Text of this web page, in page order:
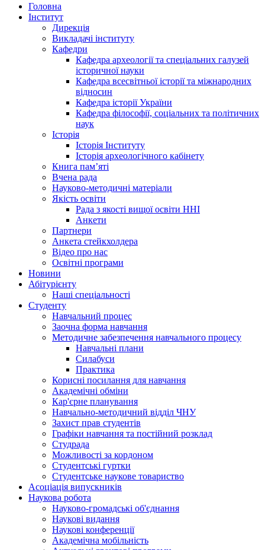
Головна
Інститут
Дирекція
Викладачі інституту
Кафедри
Кафедра археології та спеціальних галузей
історичної науки
Кафедра всесвітньої історії та міжнародних
відносин
Кафедра історії України
Кафедра філософії, соціальних та політичних
наук
Історія
Історія Інституту
Історія археологічного кабінету
Книга памʼяті
Вчена рада
Науково-методичні матеріали
Якість освіти
Рада з якості вищої освіти ННІ
Анкети
Партнери
Анкета стейкхолдера
Відео про нас
Освітні програми
Hовини
Абітурієнту
Наші спеціальності
Студенту
Навчальний процес
Заочна форма навчання
Методичне забезпечення навчального процесу
Навчальні плани
Силабуси
Практика
Корисні посилання для навчання
Академічні обміни
Кар'єрне планування
Навчально-методичний відділ ЧНУ
Захист прав студентів
Графіки навчання та постійний розклад
Студрада
Можливості за кордоном
Студентські гуртки
Студентське наукове товариство
Асоціація випускників
Наукова робота
Науково-громадські об'єднання
Наукові видання
Наукові конференції
Академічна мобільність